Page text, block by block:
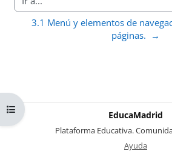
Abrir índice del curso
Ir a...
3.1 Menú y elementos de
páginas.  →
EducaMadrid
Plataforma Educativa.
Ayuda